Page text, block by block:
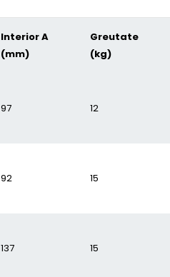
Interior A
(mm)
Greutate
(kg)
97 12
92 15
137 15